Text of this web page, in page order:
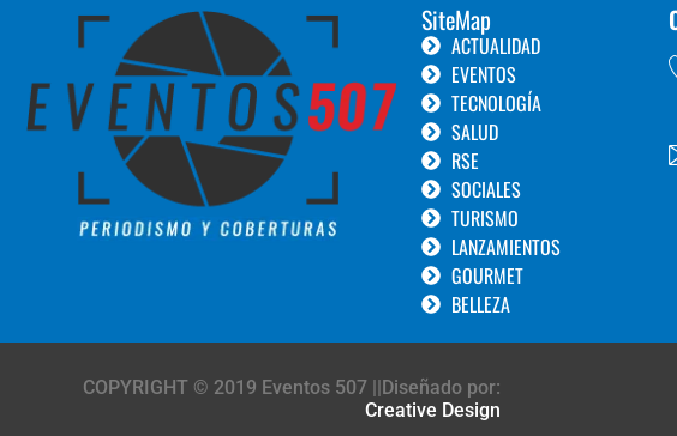
SiteMap
ACTUALIDAD
EVENTOS
TECNOLOGÍA
SALUD
RSE
SOCIALES
TURISMO
LANZAMIENTOS
GOURMET
BELLEZA
COPYRIGHT © 2019 Eventos 507 ||Diseñado por:
Creative Design